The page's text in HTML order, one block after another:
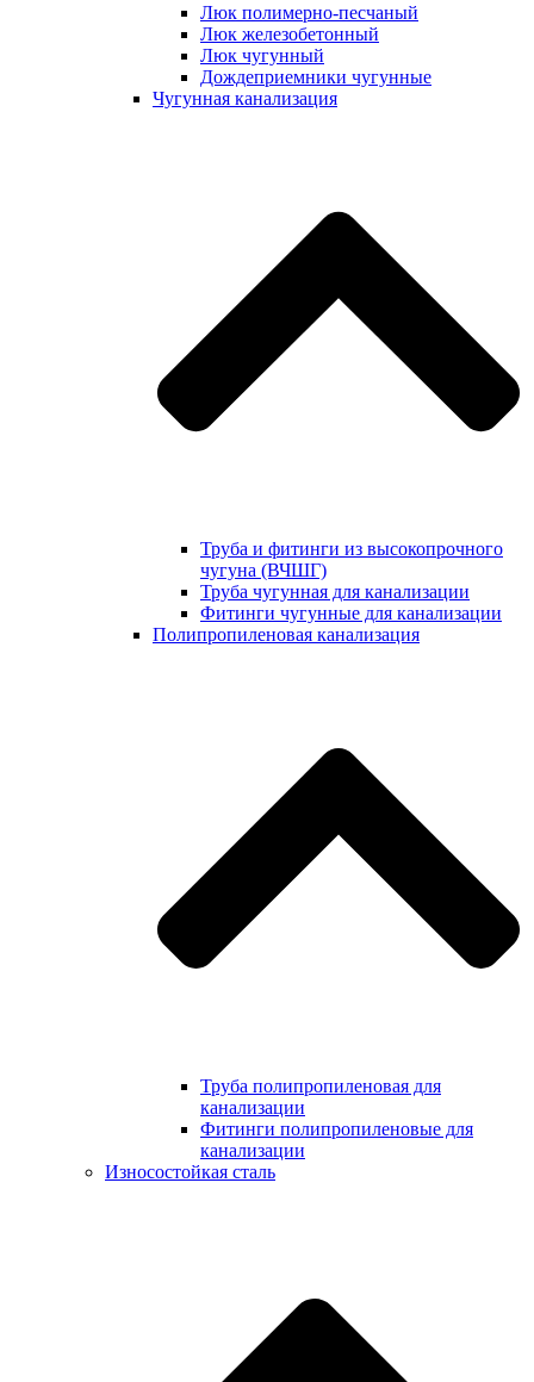
Люк полимерно-песчаный
Люк железобетонный
Люк чугунный
Дождеприемники чугунные
Чугунная канализация
Труба и фитинги из высокопрочного
чугуна (ВЧШГ)
Труба чугунная для канализации
Фитинги чугунные для канализации
Полипропиленовая канализация
Труба полипропиленовая для
канализации
Фитинги полипропиленовые для
канализации
Износостойкая сталь